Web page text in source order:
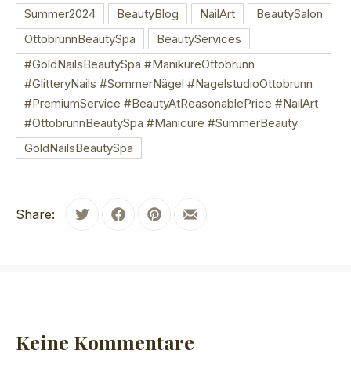
Summer2024
BeautyBlog NailArt
BeautySalon
OttobrunnBeautySpa
BeautyServices
#GoldNailsBeautySpa #ManiküreOttobrunn
#GlitteryNails #SommerNägel #NagelstudioOttobrunn
#PremiumService #BeautyAtReasonablePrice #NailArt
#OttobrunnBeautySpa #Manicure #SummerBeauty
GoldNailsBeautySpa
Share: Tweet Share on Facebook
Share on Pinterest
Share by Email
Keine Kommentare